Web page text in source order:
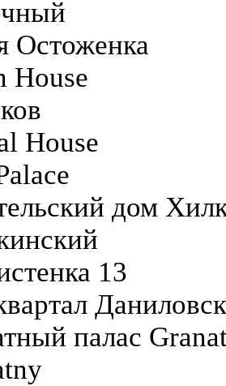
Остоженка
House
House
дом
13
палас